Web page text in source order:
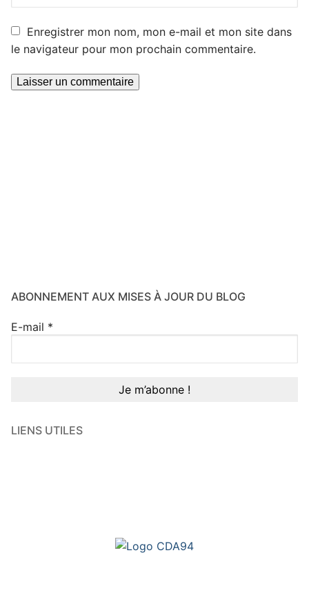
Enregistrer mon nom, mon e-mail et mon site dans
le navigateur pour mon prochain commentaire.
ABONNEMENT AUX MISES À JOUR DU BLOG
E-mail *
LIENS UTILES